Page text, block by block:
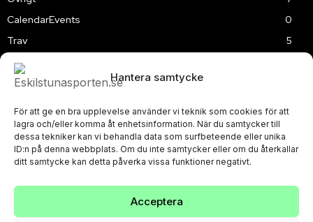
Hantera samtycke
För att ge en bra upplevelse använder vi teknik som cookies för att
lagra och/eller komma åt enhetsinformation. När du samtycker till
dessa tekniker kan vi behandla data som surfbeteende eller unika
ID:n på denna webbplats. Om du inte samtycker eller om du återkallar
ditt samtycke kan detta påverka vissa funktioner negativt.
Acceptera
CalendarEvents
0
Trav
5
TV
Samhällsprojekt
Slalom
PRIVACY POLICY